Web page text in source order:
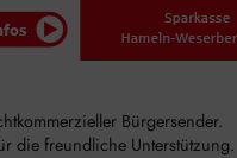
Bürgersender.
die freundliche Unterstützung.